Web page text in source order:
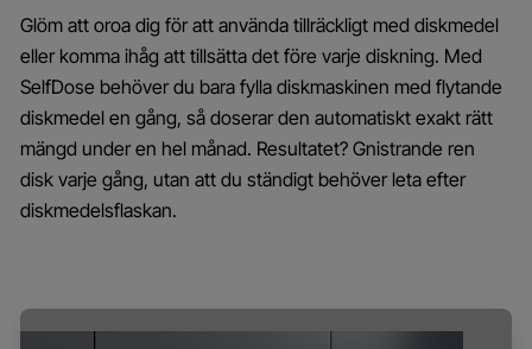
Glöm att oroa dig för att använda tillräckligt med diskmedel
eller komma ihåg att tillsätta det före varje diskning. Med
SelfDose behöver du bara fylla diskmaskinen med flytande
diskmedel en gång, så doserar den automatiskt exakt rätt
mängd under en hel månad. Resultatet? Gnistrande ren
disk varje gång, utan att du ständigt behöver leta efter
diskmedelsflaskan.